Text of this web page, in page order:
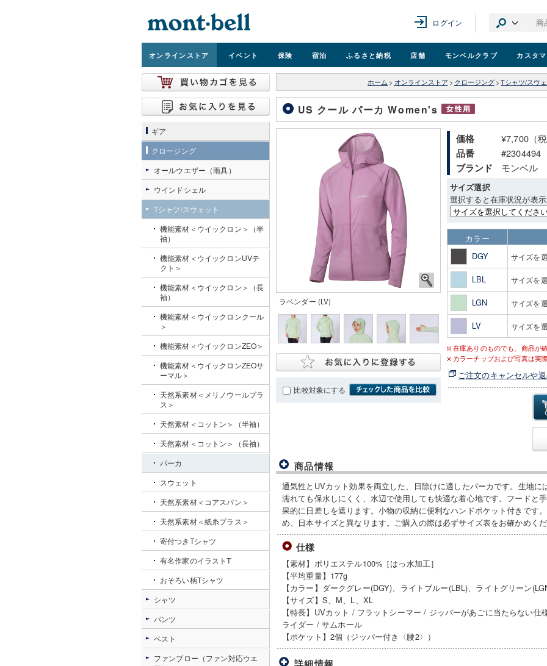
ログイン
オンラインストア イベント 保険 宿泊 ふるさと納税 店舗 モンベルクラブ カスタ
ホーム > オンラインストア > クロージング > Tシャツ/スウ
US クール パーカ Women's
ラベンダー (LV)
比較対象にする
価格 ¥7,700（
品番 #2304494
ブランド モンベル
サイズ選択
選択すると在庫状況が表
カラー
DGY
サイズを
LBL サイズを
LGN サイズを
LV サイズを
在庫ありのものでも、商品が
カラーチップおよび写真は実
ご注文のキャンセルや
商品情報
通気性とUVカット効果を両立した、日除けに適したパーカです。生地
濡れても保水しにくく、水辺で使用しても快適な着心地です。フードと
果的に日差しを遮ります。小物の収納に便利なハンドポケット付きです
め、日本サイズと異なります。ご購入の際は必ずサイズ表をお確かめく
仕様
【素材】ポリエステル100%［はっ水加工］
【平均重量】177g
【カラー】ダークグレー(DGY)、ライトブルー(LBL)、ライトグリーン
【サイズ】S、M、L、XL
【特長】UVカット / フラットシーマー / ジッパーがあごに当たらない
ライダー / サムホール
【ポケット】2個（ジッパー付き〈腰2〉）
詳細情報
ギア
クロージング
オールウエザー（雨具）
ウインドシェル
Tシャツ/スウェット
機能素材＜ウイックロン＞（半
袖）
機能素材＜ウイックロンUVテ
クト＞
機能素材＜ウイックロン＞（長
袖）
機能素材＜ウイックロンクール
＞
機能素材＜ウイックロンZEO＞
機能素材＜ウイックロンZEOサ
ーマル＞
天然系素材＜メリノウールプラ
ス＞
天然素材＜コットン＞（半袖）
天然素材＜コットン＞（長袖）
パーカ
スウェット
天然系素材＜コアスパン＞
天然系素材＜紙糸プラス＞
寄付つきTシャツ
有名作家のイラストT
おそろい柄Tシャツ
シャツ
パンツ
ベスト
ファンブロー（ファン対応ウエ